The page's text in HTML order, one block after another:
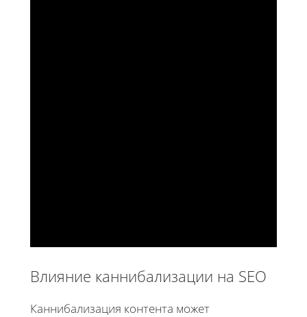
Влияние каннибализации на SEO
Каннибализация контента может